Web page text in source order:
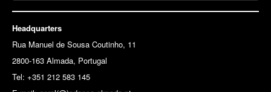
Headquarters
Rua Manuel de Sousa Coutinho, 11
2800-163 Almada, Portugal
Tel: +351 212 583 145